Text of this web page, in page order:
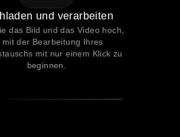
und verarbeiten
das Bild und das Video hoch,
mit der Bearbeitung Ihres
mit nur einem Klick zu
beginnen.